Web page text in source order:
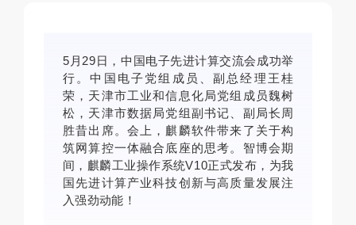
5月29日，中国电子先进计算交流会成功举
行。中国电子党组成员、副总经理王桂
荣，天津市工业和信息化局党组成员魏树
松，天津市数据局党组副书记、副局长周
胜昔出席。 会上，麒麟软件带来了关于构
筑网算控一体融合底座的思考。智博会期
间，麒麟工业操作系统V10正式发布，为我
国先进计算产业科技创新与高质量发展注
入强劲动能！